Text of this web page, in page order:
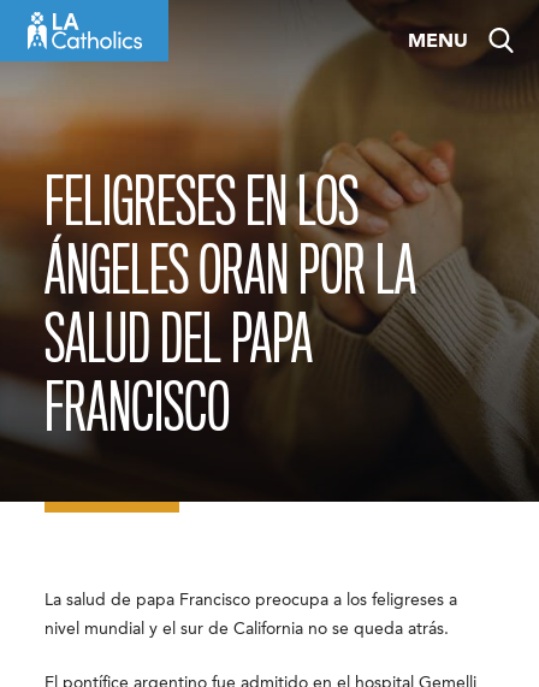
MENU
FELIGRESES EN LOS
ÁNGELES ORAN POR LA
SALUD DEL PAPA
FRANCISCO
La salud de papa Francisco preocupa a los feligreses a
nivel mundial y el sur de California no se queda atrás.
El pontífice argentino fue admitido en el hospital Gemelli